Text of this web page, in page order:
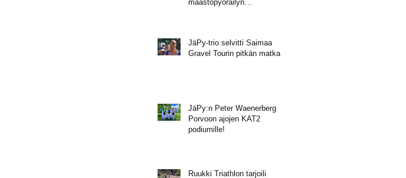
maastopyöräilyn
JäPy-trio selvitti Saimaa
Gravel Tourin pitkän matkan
JäPy:n Peter Waenerberg
Porvoon ajojen KAT2
podiumille!
Ruukki Triathlon tarjoili